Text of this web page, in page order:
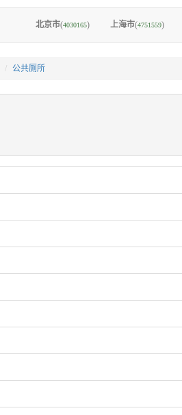
北京市(4030165) 上海市(4751559)
公共厕所